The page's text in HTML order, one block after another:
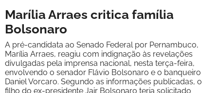
Marília Arraes critica família
Bolsonaro
A pré-candidata ao Senado Federal por Pernambuco,
Marília Arraes, reagiu com indignação às revelações
divulgadas pela imprensa nacional, nesta terça-feira,
envolvendo o senador Flávio Bolsonaro e o banqueiro
Daniel Vorcaro. Segundo as informações publicadas, o
filho do ex-presidente Jair Bolsonaro teria solicitado